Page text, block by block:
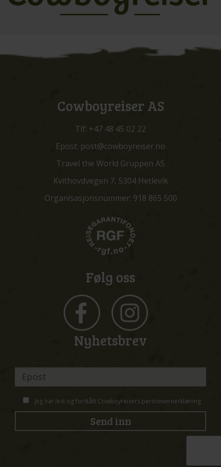
Cowboyreiser AS
Tlf: +47 48 45 02 22
Epost: post@cowboyreiser.no
Travel the World Gruppen AS
Kvithovdvegen 7, 5304 Hetlevik
Organisasjonsnummer: 918 865 500
Følg oss
Nyhetsbrev
Jeg har lest og forstått Cowboyreisers personvernerklæring